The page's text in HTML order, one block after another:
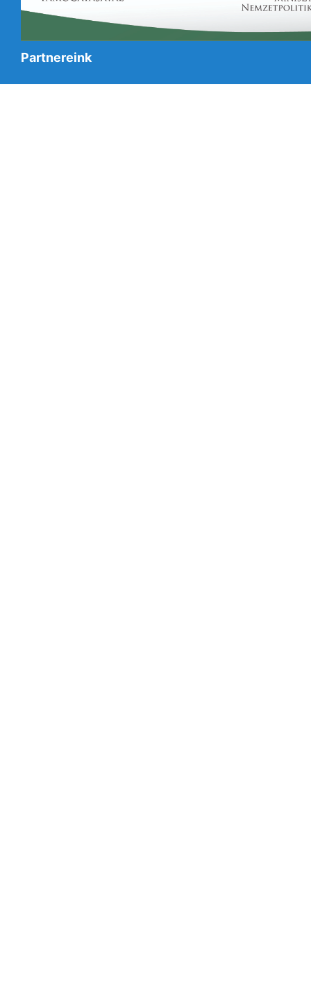
Partnereink